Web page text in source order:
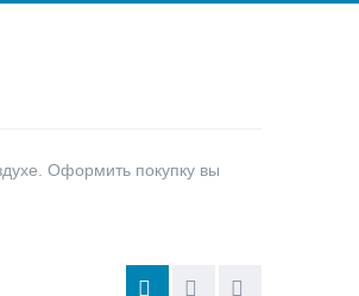
Оформить покупку вы